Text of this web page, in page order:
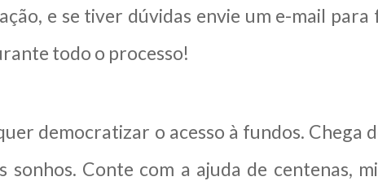
e se tiver dúvidas envie um e-mail
todo o processo!
democratizar o acesso à fundos. Chega
sonhos. Conte com a ajuda de centenas,